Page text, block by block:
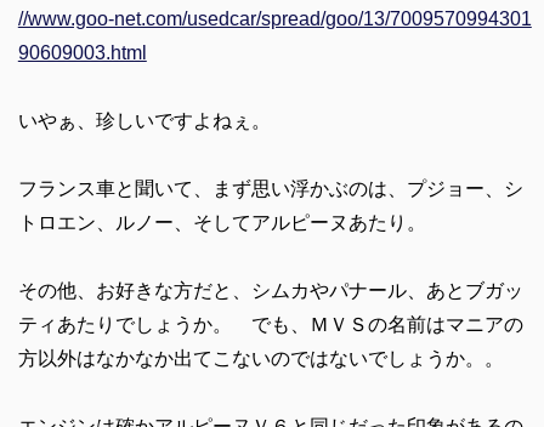
//www.goo-net.com/usedcar/spread/goo/13/7009570994301
90609003.html
いやぁ、珍しいですよねぇ。
フランス車と聞いて、まず思い浮かぶのは、プジョー、シ
トロエン、ルノー、そしてアルピーヌあたり。
その他、お好きな方だと、シムカやパナール、あとブガッ
ティあたりでしょうか。 でも、ＭＶＳの名前はマニアの
方以外はなかなか出てこないのではないでしょうか。。